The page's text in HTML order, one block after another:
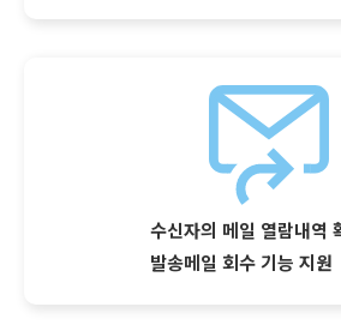
수신자의 메일 열람내역
발송메일 회수 기능 지원